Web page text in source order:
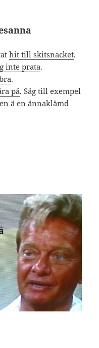
hit till skitsnacket.
inte prata.
.
på. Säg till exempel
ä en ännaklämd